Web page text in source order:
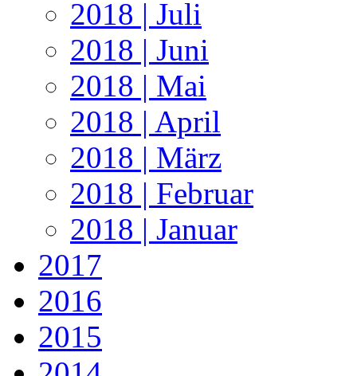
2018 | Juli
2018 | Juni
2018 | Mai
2018 | April
2018 | März
2018 | Februar
2018 | Januar
2017
2016
2015